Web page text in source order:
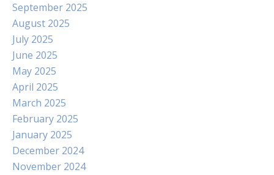
September 2025
August 2025
July 2025
June 2025
May 2025
April 2025
March 2025
February 2025
January 2025
December 2024
November 2024